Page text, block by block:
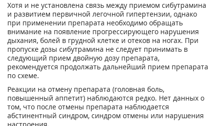
Хотя и не установлена связь между приемом сибутрамина
и развитием первичной легочной гипертензии, однако
при применении препарата необходимо обращать
внимание на появление прогрессирующего нарушения
дыхания, болей в грудной клетке и отеков на ногах. При
пропуске дозы сибутрамина не следует принимать в
следующий прием двойную дозу препарата,
рекомендуется продолжать дальнейший прием препарата
по схеме.
Реакции на отмену препарата (головная боль,
повышенный аппетит) наблюдаются редко. Нет данных о
том, что после отмены препарата наблюдается
абстинентный синдром, синдром отмены или нарушения